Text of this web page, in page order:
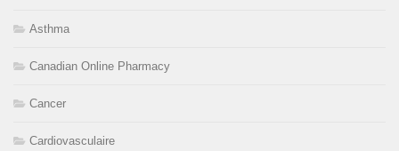
Asthma
Canadian Online Pharmacy
Cancer
Cardiovasculaire